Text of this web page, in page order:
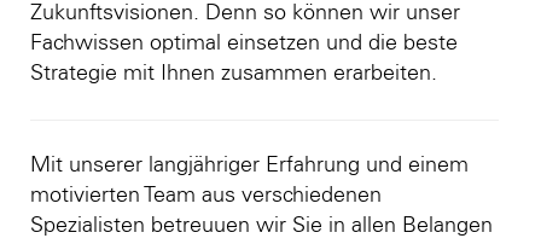
Zukunftsvisionen. Denn so können wir unser
Fachwissen optimal einsetzen und die beste
Strategie mit Ihnen zusammen erarbeiten.
Mit unserer langjähriger Erfahrung und einem
motivierten Team aus verschiedenen
Spezialisten betreuuen wir Sie in allen Belangen